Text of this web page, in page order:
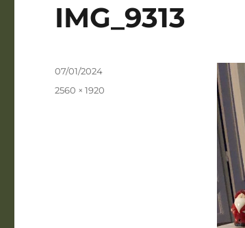
IMG_9313
Publié
07/01/2024
Taille
2560 × 1920